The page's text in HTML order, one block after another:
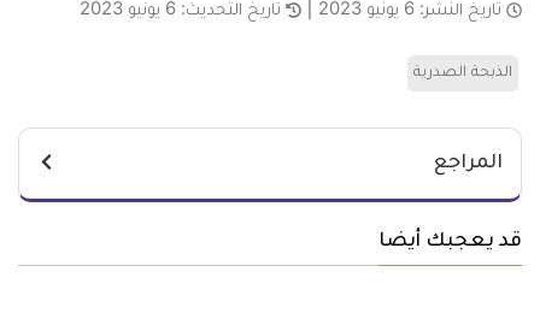
تاريخ النشر: 6 يونيو 2023 تاريخ التحديث: 6 يونيو 2023
الذبحة الصدرية
المراجع
قد يعجبك أيضا